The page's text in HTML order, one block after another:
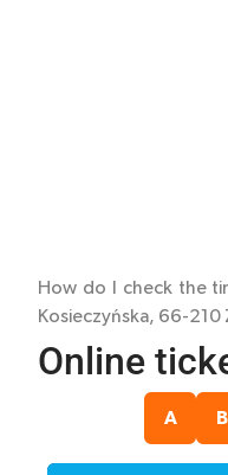
How do I check the
Kosieczyńska, 66-210
Online
A B